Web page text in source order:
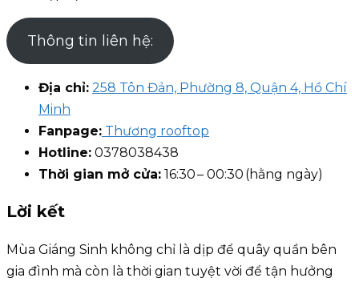
Thông tin liên hệ:
Địa chỉ: 258 Tôn Đản, Phường 8, Quận 4, Hồ Chí
Minh
Fanpage: Thương rooftop
Hotline: 0378038438
Thời gian mở cửa: 16:30 – 00:30 (hằng ngày)
Lời kết
Mùa Giáng Sinh không chỉ là dịp để quây quần bên
gia đình mà còn là thời gian tuyệt vời để tận hưởng